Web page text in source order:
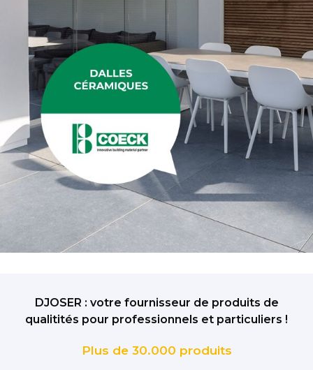
DJOSER : votre fournisseur de produits de
qualitités pour professionnels et particuliers !
Plus de 30.000 produits